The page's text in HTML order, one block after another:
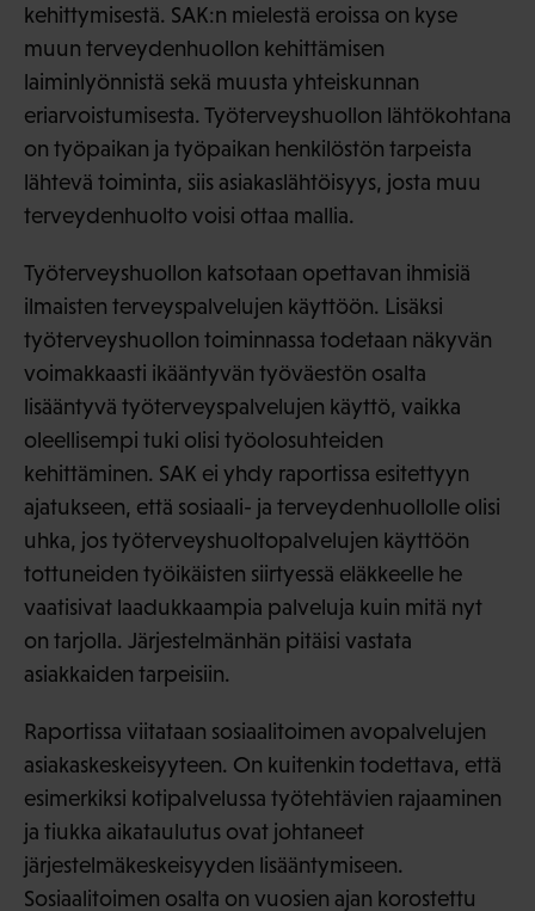
kehittymisestä. SAK:n mielestä eroissa on kyse
muun terveydenhuollon kehittämisen
laiminlyönnistä sekä muusta yhteiskunnan
eriarvoistumisesta. Työterveyshuollon lähtökohtana
on työpaikan ja työpaikan henkilöstön tarpeista
lähtevä toiminta, siis asiakaslähtöisyys, josta muu
terveydenhuolto voisi ottaa mallia.
Työterveyshuollon katsotaan opettavan ihmisiä
ilmaisten terveyspalvelujen käyttöön. Lisäksi
työterveyshuollon toiminnassa todetaan näkyvän
voimakkaasti ikääntyvän työväestön osalta
lisääntyvä työterveyspalvelujen käyttö, vaikka
oleellisempi tuki olisi työolosuhteiden
kehittäminen. SAK ei yhdy raportissa esitettyyn
ajatukseen, että sosiaali- ja terveydenhuollolle olisi
uhka, jos työterveyshuoltopalvelujen käyttöön
tottuneiden työikäisten siirtyessä eläkkeelle he
vaatisivat laadukkaampia palveluja kuin mitä nyt
on tarjolla. Järjestelmänhän pitäisi vastata
asiakkaiden tarpeisiin.
Raportissa viitataan sosiaalitoimen avopalvelujen
asiakaskeskeisyyteen. On kuitenkin todettava, että
esimerkiksi kotipalvelussa työtehtävien rajaaminen
ja tiukka aikataulutus ovat johtaneet
järjestelmäkeskeisyyden lisääntymiseen.
Sosiaalitoimen osalta on vuosien ajan korostettu